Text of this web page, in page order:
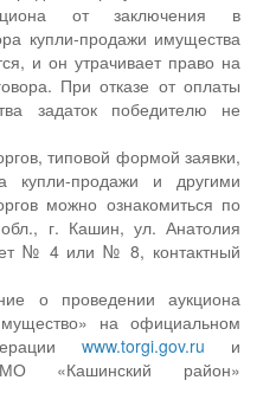
от заключения в
купли-продажи имущества
и он утрачивает право на
При отказе от оплаты
задаток победителю не
типовой формой заявки,
купли-продажи и другими
можно ознакомиться по
г. Кашин, ул. Анатолия
№ 4 или № 8, контактный
о проведении аукциона
на официальном
www.torgi.gov.ru и
«Кашинский район»